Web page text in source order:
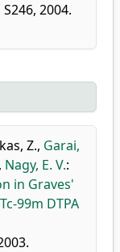
S246, 2004.
Z., Garai,
, Nagy, E. V.:
in Graves'
99m DTPA